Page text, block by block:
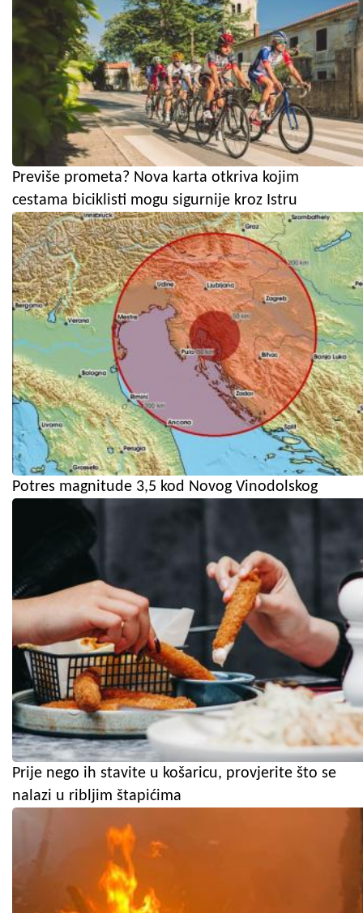
Previše prometa? Nova karta otkriva kojim
cestama biciklisti mogu sigurnije kroz Istru
Potres magnitude 3,5 kod Novog Vinodolskog
Prije nego ih stavite u košaricu, provjerite što se
nalazi u ribljim štapićima